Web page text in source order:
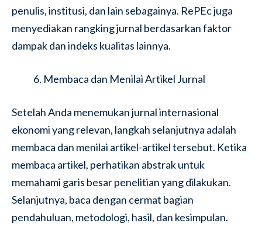
penulis, institusi, dan lain sebagainya. RePEc juga
menyediakan rangking jurnal berdasarkan faktor
dampak dan indeks kualitas lainnya.
Membaca dan Menilai Artikel Jurnal
Setelah Anda menemukan jurnal internasional
ekonomi yang relevan, langkah selanjutnya adalah
membaca dan menilai artikel-artikel tersebut. Ketika
membaca artikel, perhatikan abstrak untuk
memahami garis besar penelitian yang dilakukan.
Selanjutnya, baca dengan cermat bagian
pendahuluan, metodologi, hasil, dan kesimpulan.